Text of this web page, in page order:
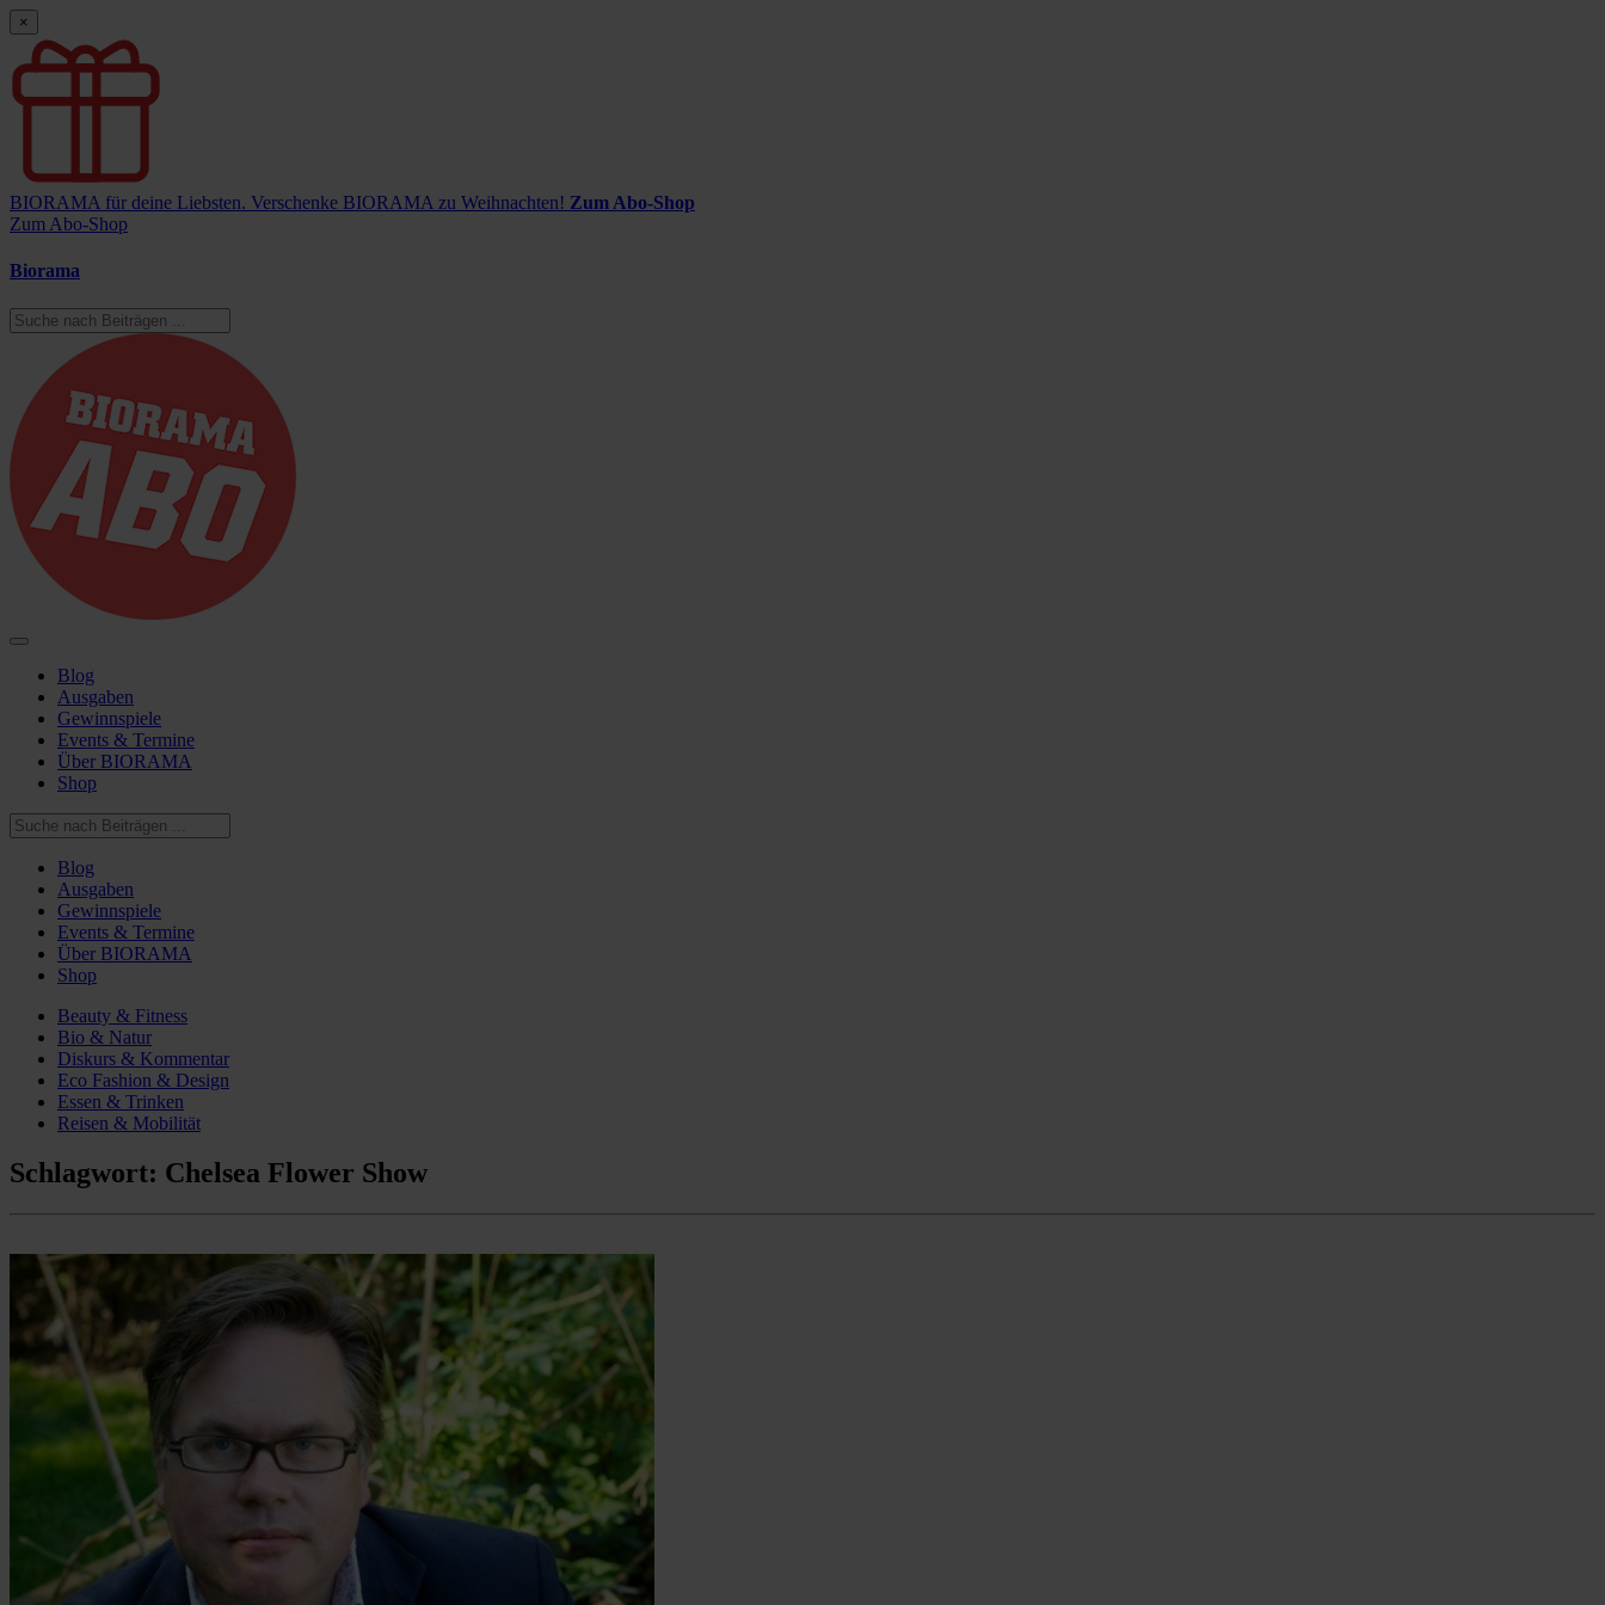
×
BIORAMA für deine Liebsten. Verschenke BIORAMA zu Weihnachten! Zum Abo-Shop
Zum Abo-Shop
Biorama
Blog
Ausgaben
Gewinnspiele
Events & Termine
Über BIORAMA
Shop
Blog
Ausgaben
Gewinnspiele
Events & Termine
Über BIORAMA
Shop
Beauty & Fitness
Bio & Natur
Diskurs & Kommentar
Eco Fashion & Design
Essen & Trinken
Reisen & Mobilität
Schlagwort: Chelsea Flower Show